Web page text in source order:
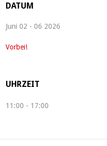
DATUM
Juni 02 - 06 2026
Vorbei!
UHRZEIT
11:00 - 17:00